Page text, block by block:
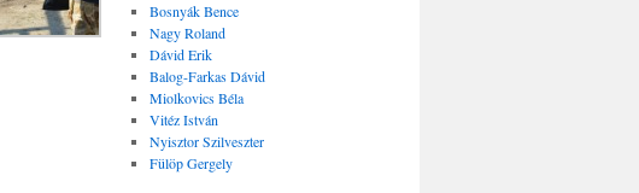
Bosnyák Bence
Nagy Roland
Dávid Erik
Balog-Farkas Dávid
Miolkovics Béla
Vitéz István
Nyisztor Szilveszter
Fülöp Gergely